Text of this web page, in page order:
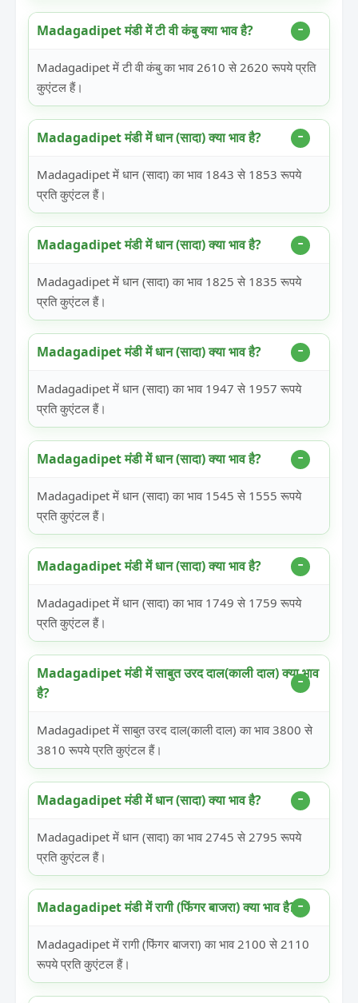
Madagadipet मंडी में टी वी कंबु क्या भाव है?
Madagadipet में टी वी कंबु का भाव 2610 से 2620 रूपये प्रति
कुएंटल हैं।
Madagadipet मंडी में धान (सादा) क्या भाव है?
Madagadipet में धान (सादा) का भाव 1843 से 1853 रूपये
प्रति कुएंटल हैं।
Madagadipet मंडी में धान (सादा) क्या भाव है?
Madagadipet में धान (सादा) का भाव 1825 से 1835 रूपये
प्रति कुएंटल हैं।
Madagadipet मंडी में धान (सादा) क्या भाव है?
Madagadipet में धान (सादा) का भाव 1947 से 1957 रूपये
प्रति कुएंटल हैं।
Madagadipet मंडी में धान (सादा) क्या भाव है?
Madagadipet में धान (सादा) का भाव 1545 से 1555 रूपये
प्रति कुएंटल हैं।
Madagadipet मंडी में धान (सादा) क्या भाव है?
Madagadipet में धान (सादा) का भाव 1749 से 1759 रूपये
प्रति कुएंटल हैं।
Madagadipet मंडी में साबुत उरद दाल(काली दाल) क्या भाव
है?
Madagadipet में साबुत उरद दाल(काली दाल) का भाव 3800 से
3810 रूपये प्रति कुएंटल हैं।
Madagadipet मंडी में धान (सादा) क्या भाव है?
Madagadipet में धान (सादा) का भाव 2745 से 2795 रूपये
प्रति कुएंटल हैं।
Madagadipet मंडी में रागी (फिंगर बाजरा) क्या भाव है?
Madagadipet में रागी (फिंगर बाजरा) का भाव 2100 से 2110
रूपये प्रति कुएंटल हैं।